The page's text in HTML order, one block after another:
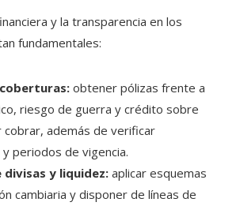
y la transparencia en los
fundamentales:
obtener pólizas frente a
riesgo de guerra y crédito sobre
cobrar, además de verificar
periodos de vigencia.
divisas y liquidez: aplicar esquemas
cambiaria y disponer de líneas de